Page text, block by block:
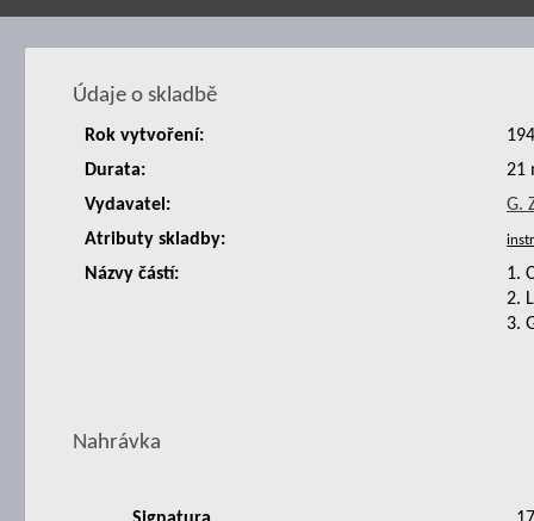
Údaje o skladbě
Rok vytvoření:
Durata:
21
Vydavatel:
G.
Atributy skladby:
Názvy částí:
1.
2.
3.
Nahrávka